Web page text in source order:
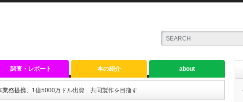
調査・レポート 本の紹介 about
業務提携、1億5000万ドル出資 共同製作を目指す